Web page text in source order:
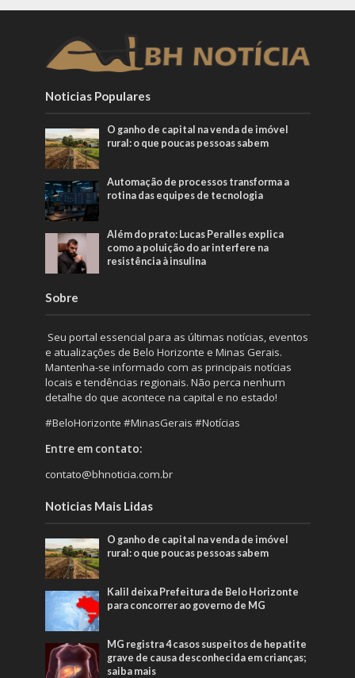
Noticias Populares
O ganho de capital na venda de imóvel
rural: o que poucas pessoas sabem
Automação de processos transforma a
rotina das equipes de tecnologia
Além do prato: Lucas Peralles explica
como a poluição do ar interfere na
resistência à insulina
Sobre
Seu portal essencial para as últimas notícias, eventos
e atualizações de Belo Horizonte e Minas Gerais.
Mantenha-se informado com as principais notícias
locais e tendências regionais. Não perca nenhum
detalhe do que acontece na capital e no estado!
#BeloHorizonte #MinasGerais #Notícias
Entre em contato:
contato@bhnoticia.com.br
Noticias Mais Lidas
O ganho de capital na venda de imóvel
rural: o que poucas pessoas sabem
Kalil deixa Prefeitura de Belo Horizonte
para concorrer ao governo de MG
MG registra 4 casos suspeitos de hepatite
grave de causa desconhecida em crianças;
saiba mais